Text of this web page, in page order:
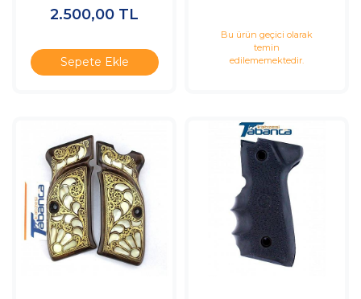
2.500,00 TL
Sepete Ekle
Bu ürün geçici olarak
temin
edilememektedir.